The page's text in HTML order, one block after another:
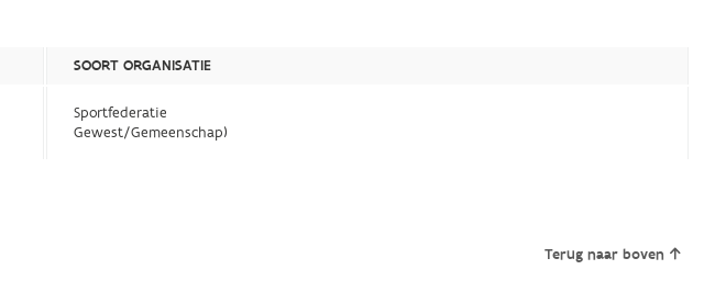
SOORT ORGANISATIE
Sportfederatie
Gewest/Gemeenschap)
Terug naar boven